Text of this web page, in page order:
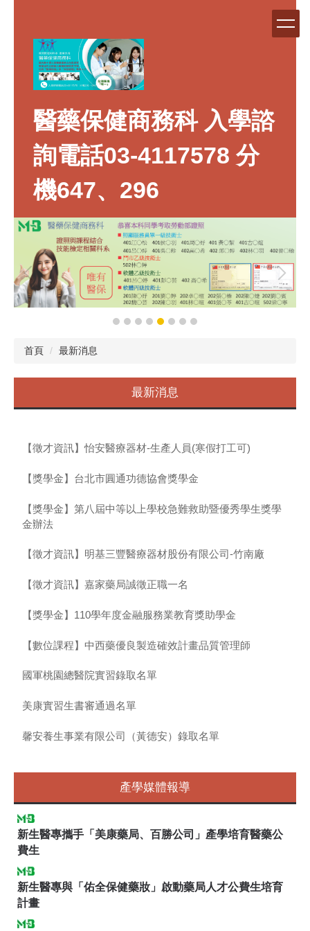
醫藥保健商務科 入學諮
詢電話03-4117578 分
機647、296
首頁 最新消息
最新消息
【徵才資訊】怡安醫療器材-生產人員(寒假打工可)
【獎學金】台北市圓通功德協會獎學金
【獎學金】第八屆中等以上學校急難救助暨優秀學生獎學
金辦法
【徵才資訊】明基三豐醫療器材股份有限公司-竹南廠
【徵才資訊】嘉家藥局誠徵正職一名
【獎學金】110學年度金融服務業教育獎助學金
【數位課程】中西藥優良製造確效計畫品質管理師
國軍桃園總醫院實習錄取名單
美康實習生書審通過名單
馨安養生事業有限公司（黃德安）錄取名單
產學媒體報導
新生醫專攜手「美康藥局、百勝公司」產學培育醫藥公
費生
新生醫專與「佑全保健藥妝」啟動藥局人才公費生培育
計畫